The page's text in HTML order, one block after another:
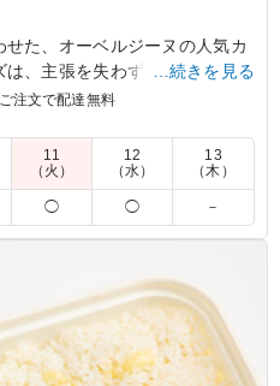
た、オーベルジーヌの人気カ
、主張を失わず、カレーのま
好きな方には、一度は召し上
(化粧箱)をご用意しておりま
類」プルダウンよりご選択く
このお店のカレーよりも現場
ーズカレーは、大きなチー
気です。辛さもちょうど良か
…続きを見る
注文で配達無料
11
（火）
12
（水）
13
（木）
◯ ◯ －